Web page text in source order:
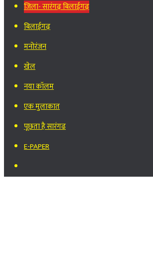
जिला- सारंगढ़ बिलाईगढ़
बिलाईगढ़
मनोरंजन
खेल
नया कॉलम
एक मुलाकात
पूछता है सारंगढ
E-PAPER